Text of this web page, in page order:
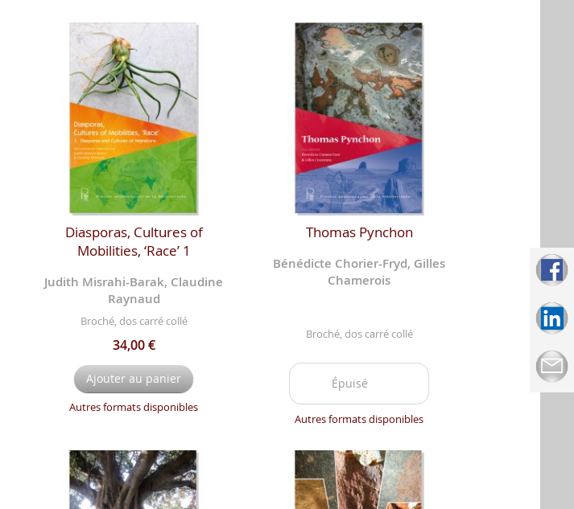
Diasporas, Cultures of
Mobilities, ‘Race’ 1
Judith Misrahi-Barak, Claudine
Raynaud
Broché, dos carré collé
34,00 €
Ajouter au panier
Autres formats disponibles
Thomas Pynchon
Bénédicte Chorier-Fryd, Gilles
Chamerois
Broché, dos carré collé
Épuisé
Autres formats disponibles